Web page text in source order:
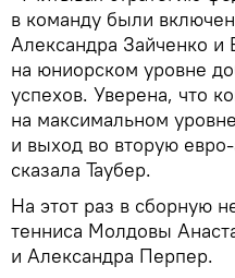
в команду были
Александра Зайченко и
на юниорском уровне
успехов. Уверена, что
на максимальном
и выход во вторую
сказала Таубер.
На этот раз в сборную
тенниса Молдовы
и Александра Перпер.